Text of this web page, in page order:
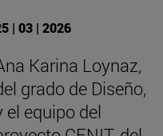
| 03 | 2026
Karina Loynaz,
grado de Diseño,
el equipo del